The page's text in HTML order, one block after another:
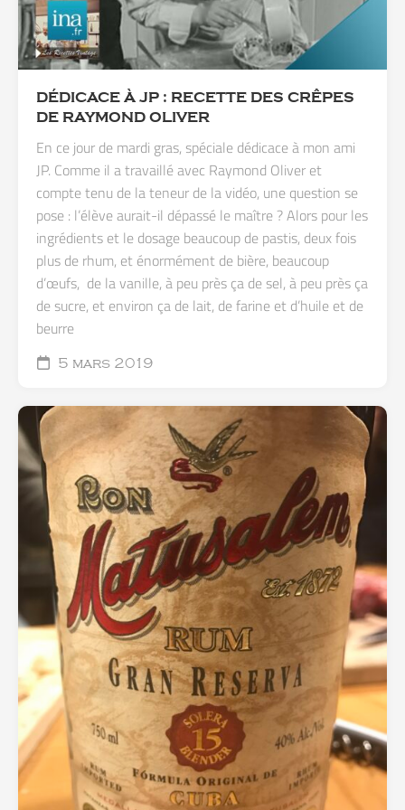
DÉDICACE À JP : RECETTE DES CRÊPES
DE RAYMOND OLIVER
En ce jour de mardi gras, spéciale dédicace à mon ami
JP. Comme il a travaillé avec Raymond Oliver et
compte tenu de la teneur de la vidéo, une question se
pose : l’élève aurait-il dépassé le maître ? Alors pour les
ingrédients et le dosage beaucoup de pastis, deux fois
plus de rhum, et énormément de bière, beaucoup
d’œufs, de la vanille, à peu près ça de sel, à peu près ça
de sucre, et environ ça de lait, de farine et d’huile et de
beurre
5 mars 2019